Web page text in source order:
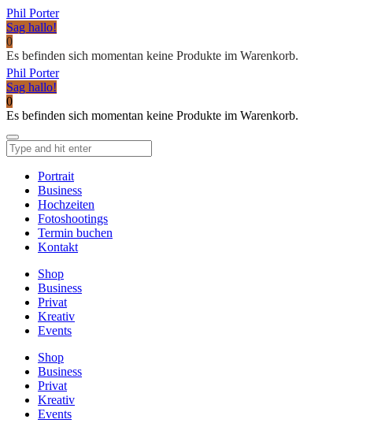
Phil Porter
Sag hallo!
0
Es befinden sich momentan keine Produkte im Warenkorb.
Phil Porter
Sag hallo!
0
Es befinden sich momentan keine Produkte im Warenkorb.
Portrait
Business
Hochzeiten
Fotoshootings
Termin buchen
Kontakt
Shop
Business
Privat
Kreativ
Events
Shop
Business
Privat
Kreativ
Events